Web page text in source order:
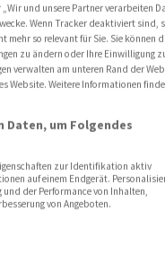
den USA und China in
und unsere Partner verarbeiten
Wenn Tracker deaktiviert sind,
mehr so relevant für Sie. Sie können
zu ändern oder Ihre Einwilligung
verwalten am unteren Rand der
Website. Weitere Informationen
um Folgendes
zur Identifikation aktiv
auf einem Endgerät.
der Performance von Inhalten,
von Angeboten.